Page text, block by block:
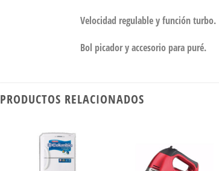
Velocidad regulable y función turbo.
Bol picador y accesorio para puré.
PRODUCTOS RELACIONADOS